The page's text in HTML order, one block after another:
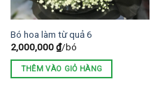
Bó hoa làm từ quả 6
2,000,000₫/bó
THÊM VÀO GIỎ HÀNG